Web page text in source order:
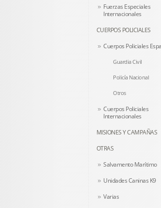
Fuerzas Especiales
Internacionales
CUERPOS POLICIALES
Cuerpos Policiales
Guardia Civil
Policía Nacional
Otros
Cuerpos Policiales
Internacionales
MISIONES Y CAMPAÑAS
OTRAS
Salvamento Marítimo
Unidades Caninas K9
Varias